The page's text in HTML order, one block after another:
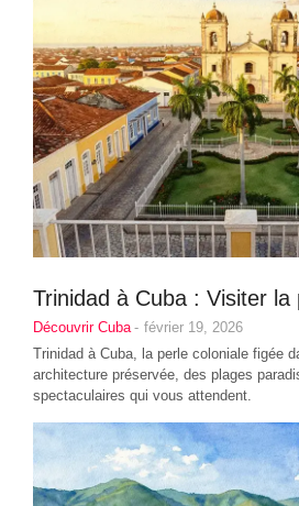
Trinidad à Cuba : Visiter la
Découvrir Cuba - février 19, 2026
Trinidad à Cuba, la perle coloniale figée
architecture préservée, des plages
spectaculaires qui vous attendent.